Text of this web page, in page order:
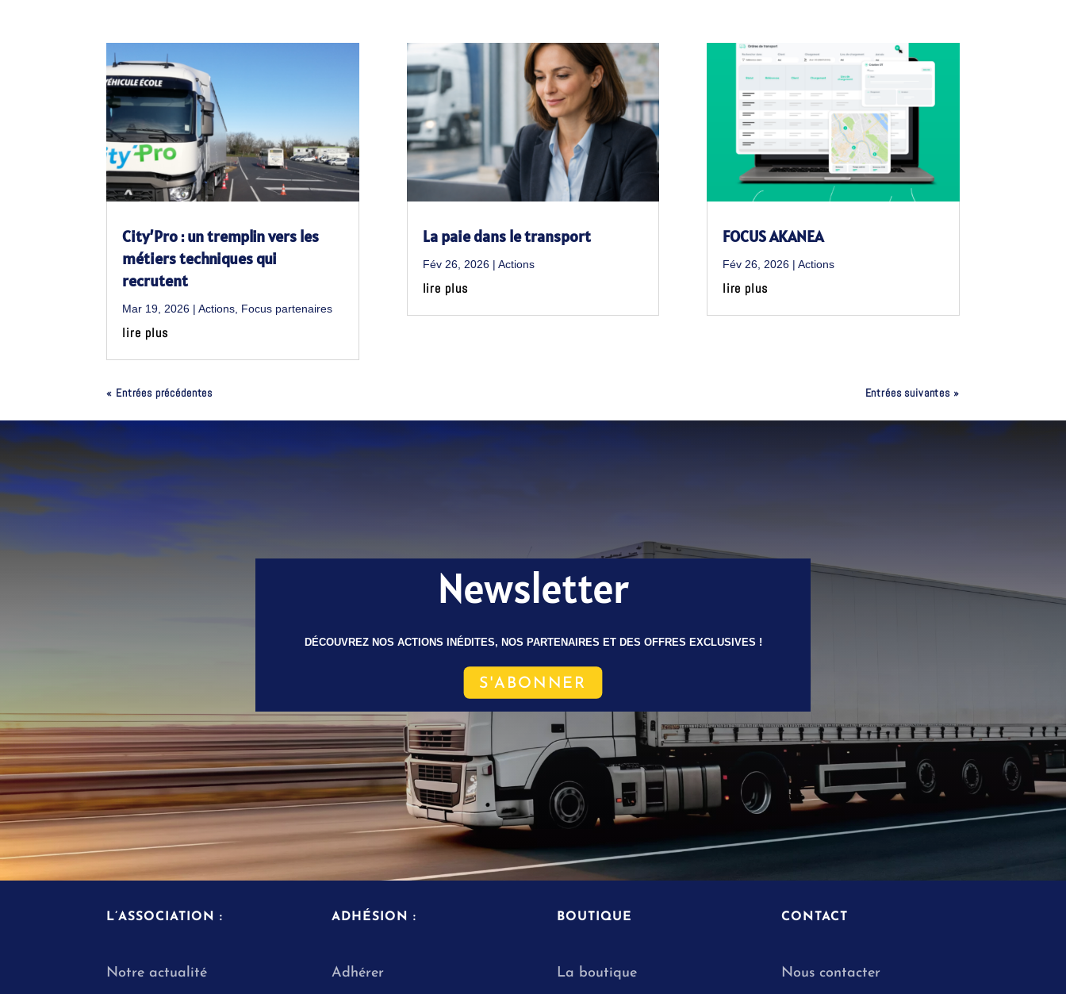
City’Pro : un tremplin vers les
métiers techniques qui
recrutent
Mar 19, 2026 |Actions Focus partenaires
lire plus
La paie dans le transport
Fév 26, 2026| Actions
lire plus
FOCUS AKANEA
Fév 26, 2026| Actions
lire plus
« Entrées précédentes Entrées suivantes »
Newsletter
DÉCOUVREZ NOS ACTIONS INÉDITES, NOS PARTENAIRES ET DES OFFRES EXCLUSIVES !
S'ABONNER
L’ASSOCIATION :
Notre actualité
ADHÉSION :
Adhérer
BOUTIQUE
La boutique
CONTACT
Nous contacter